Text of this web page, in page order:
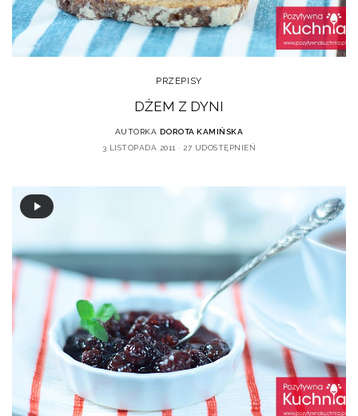
PRZEPISY
DŻEM Z DYNI
AUTORKA DOROTA KAMIŃSKA
3 LISTOPADA 2011
27 UDOSTĘPNIEŃ